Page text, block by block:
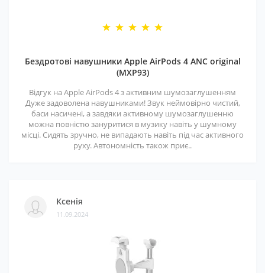
Бездротові навушники Apple AirPods 4 ANC original
(MXP93)
Відгук на Apple AirPods 4 з активним шумозаглушенням
Дуже задоволена навушниками! Звук неймовірно чистий,
баси насичені, а завдяки активному шумозаглушенню
можна повністю зануритися в музику навіть у шумному
місці. Сидять зручно, не випадають навіть під час активного
руху. Автономність також приє..
Ксенія
11.09.2024